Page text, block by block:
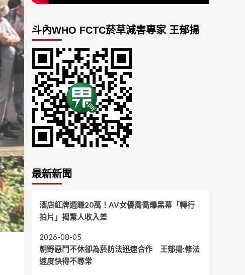
斗內WHO FCTC菸草減害專家 王郁揚
最新新聞
酒店紅牌週賺20萬！AV女優喬喬爆黑幕「轉行
拍片」揭驚人收入差
2026-08-05
朝野惡鬥不休卻為菸防法迅速合作 王郁揚:修法
速度快得不尋常